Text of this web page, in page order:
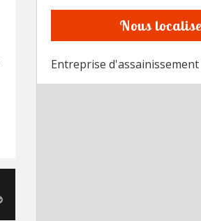
Nous
Entreprise